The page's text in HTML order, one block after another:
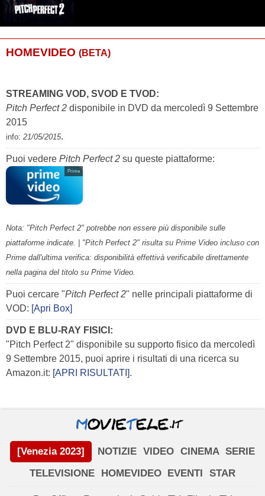
HOMEVIDEO (BETA)
STREAMING VOD, SVOD E TVOD:
Pitch Perfect 2 disponibile in DVD da mercoledì 9 Settembre
2015
info: 21/05/2015.
Puoi vedere Pitch Perfect 2 su queste piattaforme:
Prime
Nota: "Pitch Perfect 2" potrebbe non essere più disponibile sulle
piattaforme indicate. | "Pitch Perfect 2" risulta su Prime Video incluso con
Prime dall'ultima verifica: disponibilità effettivà verificabile direttamente
nella pagina del titolo su Prime Video.
Puoi cercare "Pitch Perfect 2" nelle principali piattaforme di
VOD: [Apri Box]
DVD E BLU-RAY FISICI:
"Pitch Perfect 2" disponibile su supporto fisico da mercoledì
9 Settembre 2015, puoi aprire i risultati di una ricerca su
Amazon.it: [APRI RISULTATI].
[Venezia 2023] NOTIZIE VIDEO CINEMA SERIE
TELEVISIONE
HOMEVIDEO EVENTI STAR